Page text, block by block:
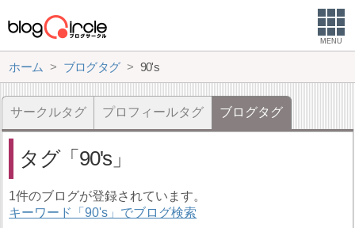
MENU
ホーム ブログタグ 90's
サークルタグ プロフィールタグ ブログタグ
タグ 90's
1件のブログが登録されています。
キーワード「90's」でブログ検索